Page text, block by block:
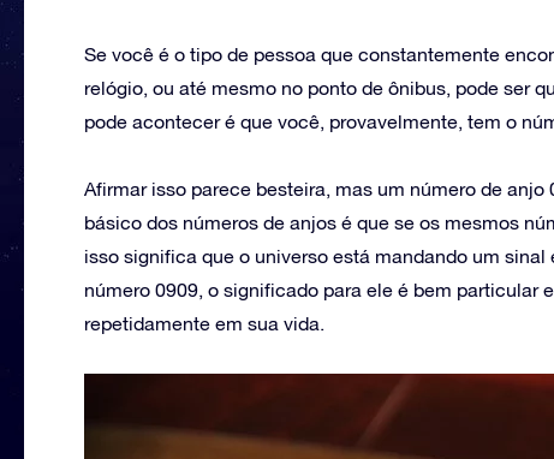
Se você é o tipo de pessoa que constantemente
relógio, ou até mesmo no ponto de ônibus, pode ser
pode acontecer é que você, provavelmente, tem o
Afirmar isso parece besteira, mas um número de anjo
básico dos números de anjos é que se os mesmos
isso significa que o universo está mandando um
número 0909, o significado para ele é bem particular
repetidamente em sua vida.